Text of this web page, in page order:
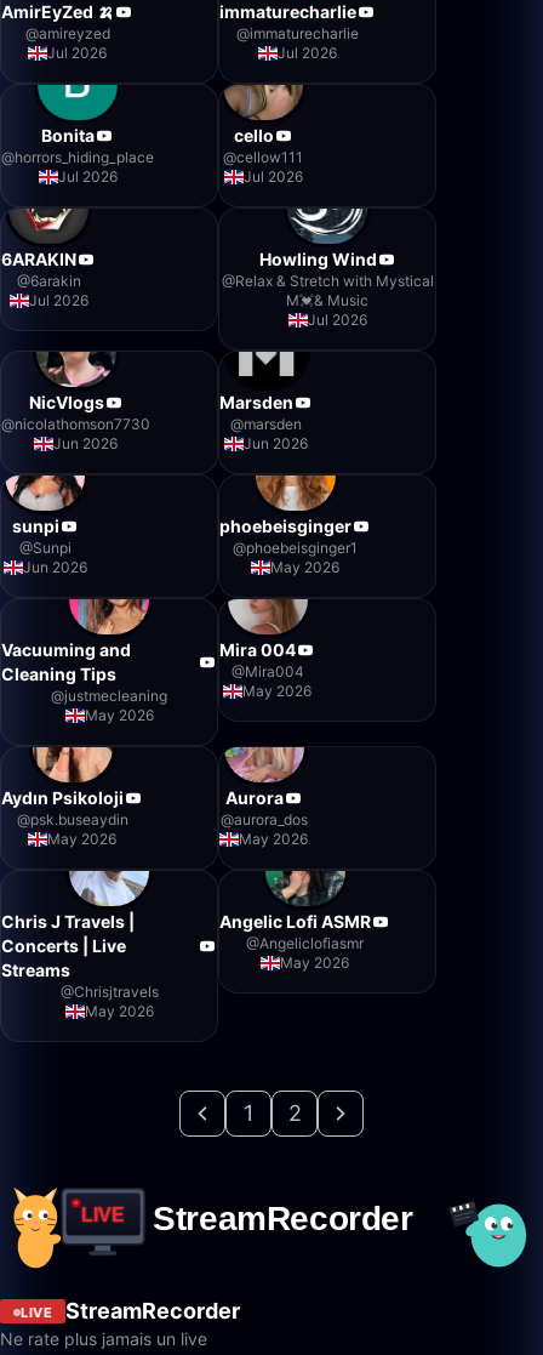
AmirEyZed 🍌
@amireyzed
Jul 2026
immaturecharlie
@immaturecharlie
Jul 2026
Bonita
@horrors_hiding_place
Jul 2026
cello
@cellow111
Jul 2026
6ARAKIN
@6arakin
Jul 2026
Howling Wind
@Relax & Stretch with Mystical
M💓& Music
Jul 2026
NicVlogs
@nicolathomson7730
Jun 2026
Marsden
@marsden
Jun 2026
sunpi
@Sunpi
Jun 2026
phoebeisginger
@phoebeisginger1
May 2026
Vacuuming and
Cleaning Tips
@justmecleaning
May 2026
Mira 004
@Mira004
May 2026
Aydın Psikoloji
@psk.buseaydin
May 2026
Aurora
@aurora_dos
May 2026
Chris J Travels |
Concerts | Live
Streams
@Chrisjtravels
May 2026
Angelic Lofi ASMR
@Angeliclofiasmr
May 2026
1 2
LIVE StreamRecorder
Ne rate plus jamais un live